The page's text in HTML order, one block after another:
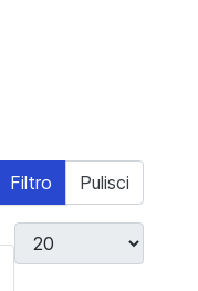
Filtro Pulisci
Visualizza #